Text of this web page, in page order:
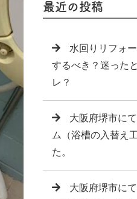
最近の投稿
水回りリフォ
するべき？迷った
レ？
大阪府堺市に
ム（浴槽の入替え
た。
大阪府堺市に